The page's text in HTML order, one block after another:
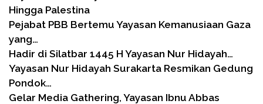
Hingga Palestina
Pejabat PBB Bertemu Yayasan Kemanusiaan Gaza
yang…
Hadir di Silatbar 1445 H Yayasan Nur Hidayah…
Yayasan Nur Hidayah Surakarta Resmikan Gedung
Pondok…
Gelar Media Gathering, Yayasan Ibnu Abbas